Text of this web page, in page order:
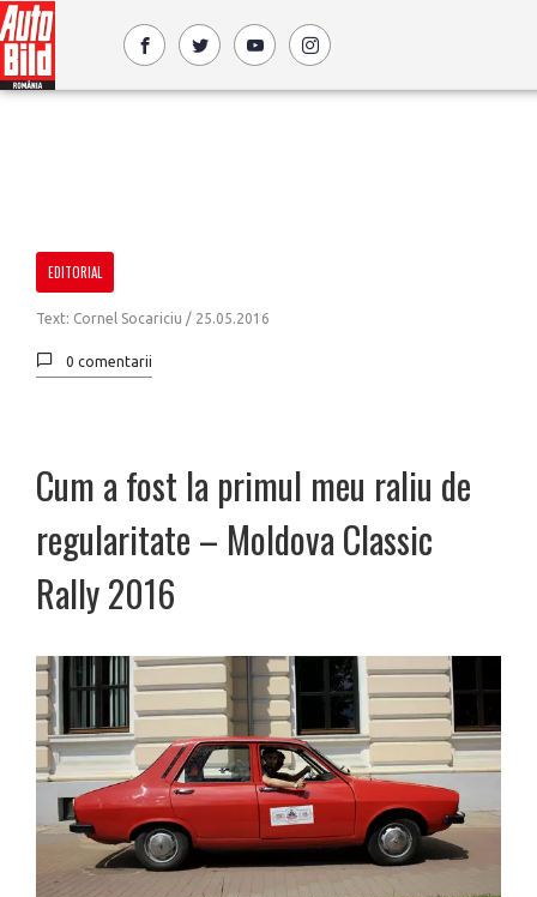
EDITORIAL
Text: Cornel Socariciu / 25.05.2016
0 comentarii
Cum a fost la primul meu raliu de
regularitate – Moldova Classic
Rally 2016